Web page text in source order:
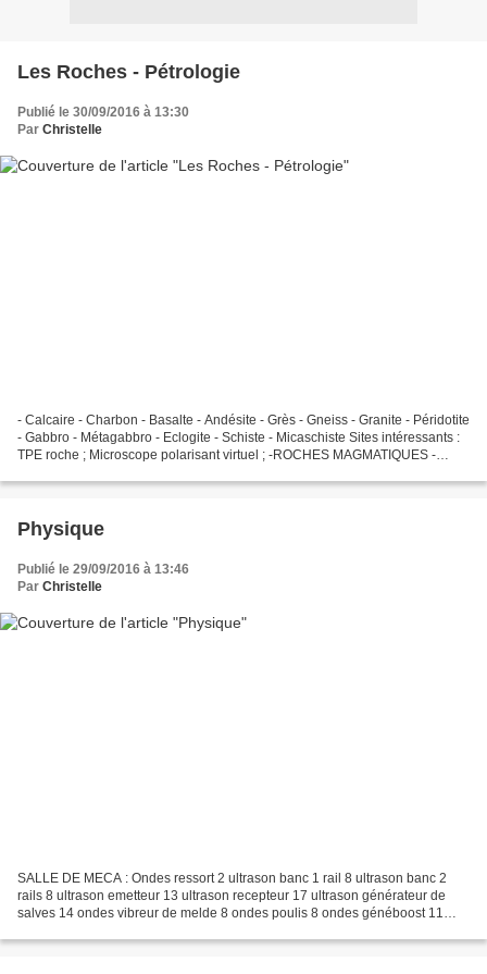
Les Roches - Pétrologie
Publié le 30/09/2016 à 13:30
Par Christelle
- Calcaire - Charbon - Basalte - Andésite - Grès - Gneiss - Granite - Péridotite
- Gabbro - Métagabbro - Eclogite - Schiste - Micaschiste Sites intéressants :
TPE roche ; Microscope polarisant virtuel ; -ROCHES MAGMATIQUES -
Physique
Publié le 29/09/2016 à 13:46
Par Christelle
SALLE DE MECA : Ondes ressort 2 ultrason banc 1 rail 8 ultrason banc 2
rails 8 ultrason emetteur 13 ultrason recepteur 17 ultrason générateur de
salves 14 ondes vibreur de melde 8 ondes poulis 8 ondes généboost 11